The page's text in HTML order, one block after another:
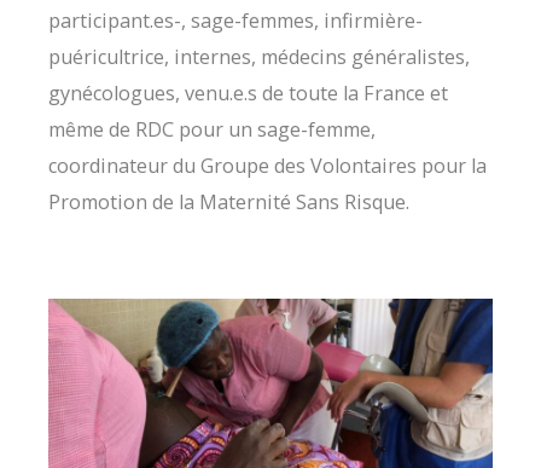
participant.es-, sage-femmes, infirmière-
puéricultrice, internes, médecins généralistes,
gynécologues, venu.e.s de toute la France et
même de RDC pour un sage-femme,
coordinateur du Groupe des Volontaires pour la
Promotion de la Maternité Sans Risque.